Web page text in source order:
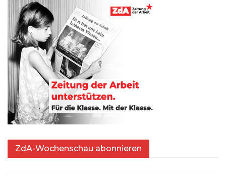
ZdA-Wochenschau abonnieren